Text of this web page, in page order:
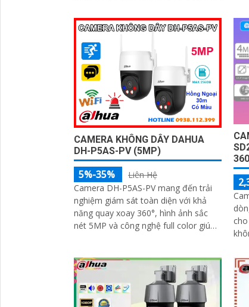
đèn chớp tại chỗ, tích hợp khả năng
quay xoay 360 độ ấn tượng, chống
nước IP 66
CAMERA KHÔNG DÂY DAHUA
DH-P5AS-PV (5MP)
5%-35%
Liên Hệ
Camera DH-P5AS-PV mang đến trải
nghiệm giám sát toàn diện với khả
năng quay xoay 360°, hình ảnh sắc
nét 5MP và công nghệ full color giúp
tầm nhìn hồng ngoại 30m, khe thẻ
nhớ đến 256GB cùng chuẩn chống
nước IP66 camera hoạt động ổn định
trong mọi điều kiện
360
không
cả